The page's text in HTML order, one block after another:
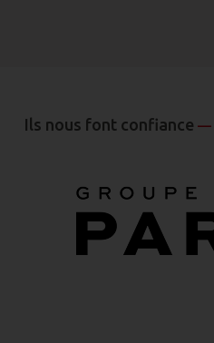
Ils nous font confiance—